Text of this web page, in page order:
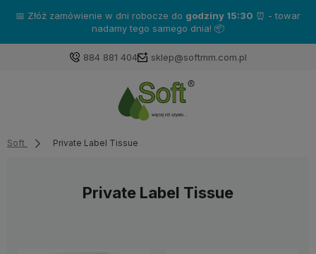
📅 Złóż zamówienie w dni robocze do godziny 15:30 ⏰ - towar
nadamy tego samego dnia! 📦
884 881 404 sklep@softmm.com.pl
Soft Private Label Tissue
Private Label Tissue